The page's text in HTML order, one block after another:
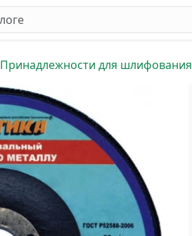
Принадлежности для шлифования